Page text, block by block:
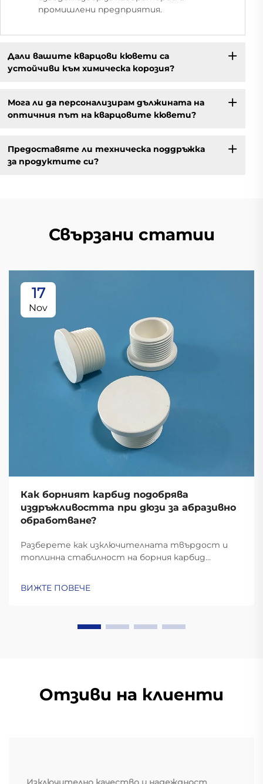
промишлени предприятия.
Дали вашите кварцови кювети са
устойчиви към химическа корозия?
Мога ли да персонализирам дължината на
оптичния път на кварцовите кювети?
Предоставяте ли техническа поддръжка
за продуктите си?
Свързани статии
17
Nov
Как борният карбид подобрява
издръжливостта при дюзи за абразивно
обработване?
Разберете как изключителната твърдост и
топлинна стабилност на борния карбид
разходи при абразивно обработване. Вижте
ВИЖТЕ ПОВЕЧЕ
Отзиви на клиенти